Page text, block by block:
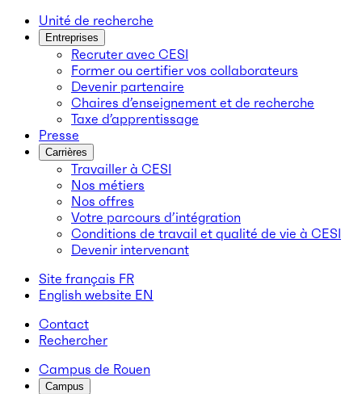
Unité de recherche
Entreprises
Recruter avec CESI
Former ou certifier vos collaborateurs
Devenir partenaire
Chaires d’enseignement et de recherche
Taxe d’apprentissage
Presse
Carrières
Travailler à CESI
Nos métiers
Nos offres
Votre parcours d’intégration
Conditions de travail et qualité de vie à CESI
Devenir intervenant
Site français FR
English website EN
Contact
Rechercher
Campus de Rouen
Campus